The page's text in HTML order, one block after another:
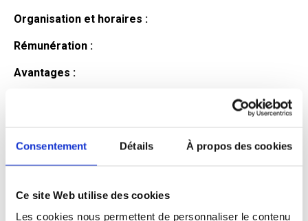
Consentement Détails À propos des cookies
Ce site Web utilise des cookies
Les cookies nous permettent de personnaliser le contenu
Organisation et horaires :
Rémunération :
Avantages :
candidat
Qualifications et diplômes :